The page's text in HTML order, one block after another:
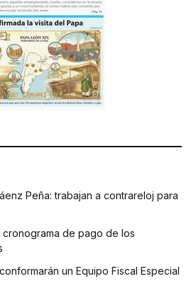
Peña: trabajan a contrareloj para
cronograma de pago de los
un Equipo Fiscal Especial